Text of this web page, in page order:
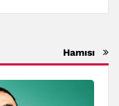
Hamısı